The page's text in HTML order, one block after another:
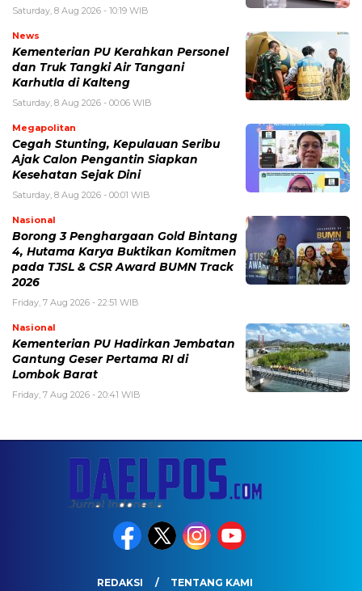
Saturday, 8 Aug 2026 - 10:19 WIB
News
Kementerian PU Kerahkan Personel
dan Truk Tangki Air Tangani
Karhutla di Kalteng
Saturday, 8 Aug 2026 - 00:06 WIB
Megapolitan
Cegah Stunting, Kepulauan Seribu
Ajak Calon Pengantin Siapkan
Kesehatan Sejak Dini
Saturday, 8 Aug 2026 - 00:01 WIB
Nasional
Borong 3 Penghargaan Gold Bintang
4, Hutama Karya Buktikan Komitmen
pada TJSL & CSR Award BUMN Track
2026
Friday, 7 Aug 2026 - 22:51 WIB
Nasional
Kementerian PU Hadirkan Jembatan
Gantung Geser Pertama RI di
Lombok Barat
Friday, 7 Aug 2026 - 20:41 WIB
REDAKSI TENTANG KAMI